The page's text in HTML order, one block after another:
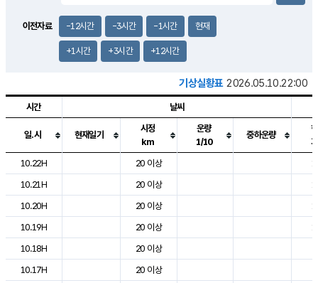
이전자료 -12시간 -3시간 -1시간 현재
+1시간 +3시간 +12시간
기상실황표 2026.05.10.22:00
도시별 기상실황표로 지점, 날씨, 기온, 강수, 바람, 기압등을 안내한 표입
시간 날씨
일.시 현재일기
시정
km
운량
1/10
중하운량
10.22H
20 이상
10.21H
20 이상
10.20H
20 이상
10.19H
20 이상
10.18H
20 이상
10.17H
20 이상